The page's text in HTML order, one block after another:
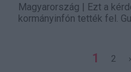
Magyarország | Ezt a
kormányinfón tették fel.
1 2